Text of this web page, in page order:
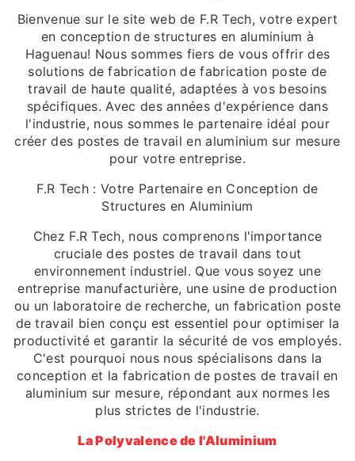
Bienvenue sur le site web de F.R Tech, votre expert
en conception de structures en aluminium à
Haguenau! Nous sommes fiers de vous offrir des
solutions de fabrication de fabrication poste de
travail de haute qualité, adaptées à vos besoins
spécifiques. Avec des années d'expérience dans
l'industrie, nous sommes le partenaire idéal pour
créer des postes de travail en aluminium sur mesure
pour votre entreprise.
F.R Tech : Votre Partenaire en Conception de
Structures en Aluminium
Chez F.R Tech, nous comprenons l'importance
cruciale des postes de travail dans tout
environnement industriel. Que vous soyez une
entreprise manufacturière, une usine de production
ou un laboratoire de recherche, un fabrication poste
de travail bien conçu est essentiel pour optimiser la
productivité et garantir la sécurité de vos employés.
C'est pourquoi nous nous spécialisons dans la
conception et la fabrication de postes de travail en
aluminium sur mesure, répondant aux normes les
plus strictes de l'industrie.
La Polyvalence de l'Aluminium